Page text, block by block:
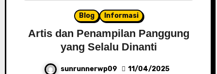
Blog Informasi
Artis dan Penampilan Panggung
yang Selalu Dinanti
sunrunnerwp09
11/04/2025